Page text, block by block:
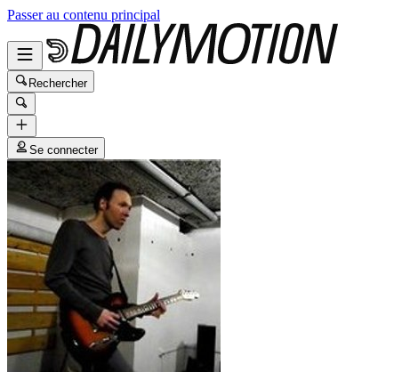
Passer au contenu principal
Rechercher
Se connecter